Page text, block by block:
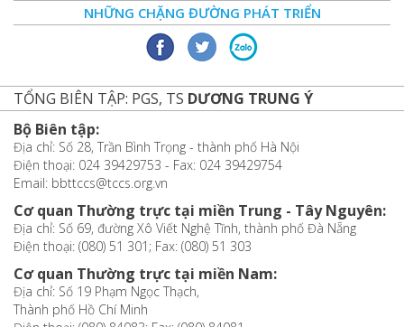
NHỮNG CHẶNG ĐƯỜNG PHÁT TRIỂN
TỔNG BIÊN TẬP: PGS, TS DƯƠNG TRUNG Ý
Bộ Biên tập:
Địa chỉ: Số 28, Trần Bình Trọng - thành phố Hà Nội
Điện thoại: 024 39429753 - Fax: 024 39429754
Email: bbttccs@tccs.org.vn
Cơ quan Thường trực tại miền Trung - Tây Nguyên:
Địa chỉ: Số 69, đường Xô Viết Nghệ Tĩnh, thành phố Đà Nẵng
Điện thoại: (080) 51 301; Fax: (080) 51 303
Cơ quan Thường trực tại miền Nam:
Địa chỉ: Số 19 Phạm Ngọc Thạch,
Thành phố Hồ Chí Minh